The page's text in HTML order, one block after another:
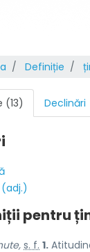
Definiție
(13) Declinări
pentru
s. f. 1.